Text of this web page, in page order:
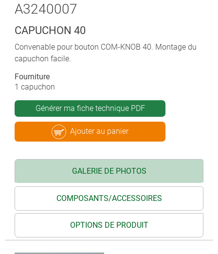
A3240007
CAPUCHON 40
Convenable pour bouton COM-KNOB 40. Montage du
capuchon facile.
Fourniture
1 capuchon
Générer ma fiche technique PDF
Ajouter au panier
GALERIE DE PHOTOS
COMPOSANTS/ACCESSOIRES
OPTIONS DE PRODUIT